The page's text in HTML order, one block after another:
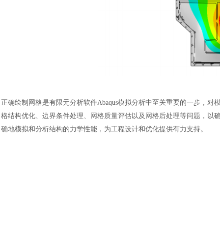
正确绘制网格是有限元分析软件Abaqus模拟分析中至关重要的一步，对
格结构优化、边界条件处理、网格质量评估以及网格后处理等问题，
确地模拟和分析结构的力学性能，为工程设计和优化提供有力支持。